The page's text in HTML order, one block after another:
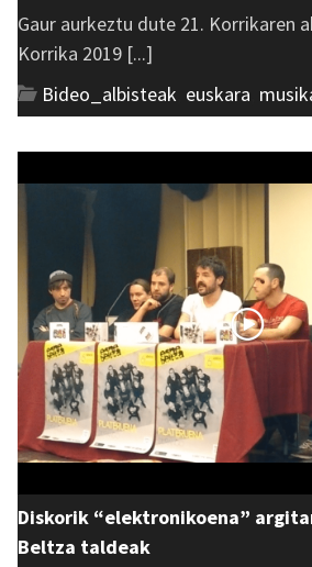
Gaur aurkeztu dute 21. Korrikaren
Korrika 2019 [...]
Bideo_albisteak euskara
Diskorik “elektronikoena”
Beltza taldeak